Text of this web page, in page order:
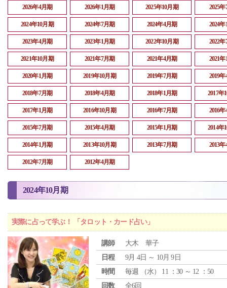
2026年4月期 2026年1月期 2025年10月期 2025
2024年10月期 2024年7月期 2024年4月期 2024
2023年4月期 2023年1月期 2022年10月期 2022
2021年10月期 2021年7月期 2021年4月期 2021
2020年1月期 2019年10月期 2019年7月期 2019
2018年7月期 2018年4月期 2018年1月期 2017年
2017年1月期 2016年10月期 2016年7月期 2016
2015年7月期 2015年4月期 2015年1月期 2014年
2014年1月期 2013年10月期 2013年7月期 2013
2012年7月期 2012年4月期
2024年10月期
実際に占って学ぶ！ 「タロット・カード占い」
講師
大木 華子
日程
9月 4日 ～ 10月 9日
時間
毎週 （水） 11 ：30 ～ 12 ：50
回数
全6回